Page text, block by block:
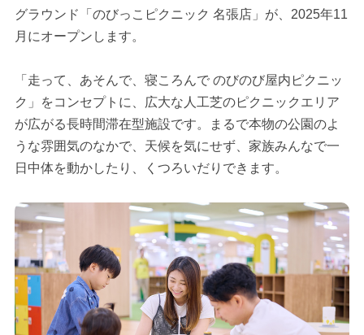
グラウンド「のびっこピクニック 名張店」が、2025年11
月にオープンします。
「走って、あそんで、寝ころんで のびのび屋内ピクニッ
ク」をコンセプトに、広大な人工芝のピクニックエリア
が広がる長時間滞在型施設です。まるで本物の公園のよ
うな雰囲気のなかで、天候を気にせず、家族みんなで一
日中体を動かしたり、くつろいだりできます。